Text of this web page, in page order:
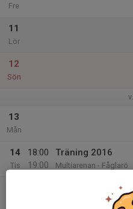
Fre
11
Lör
12
Sön
13
Mån
14
Tis
18:00
19:00
Träning 2016
Multiarenan - Fåglarö